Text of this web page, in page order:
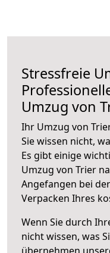
Stressfreie
Umzug von
Ihr Umzug von
Sie wissen nicht,
Es gibt einige
Umzug von Trier
Angefangen bei
Verpacken Ihres
Wenn Sie durch
nicht wissen, was